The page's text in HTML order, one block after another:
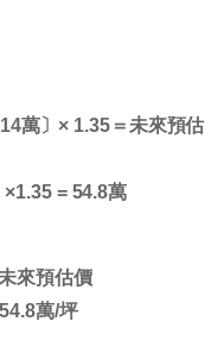
萬〕× 1.35＝未來預估
×1.35 = 54.8萬
來預估價
萬/坪